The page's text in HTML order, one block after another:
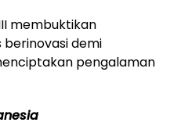
membuktikan
demi
pengalaman